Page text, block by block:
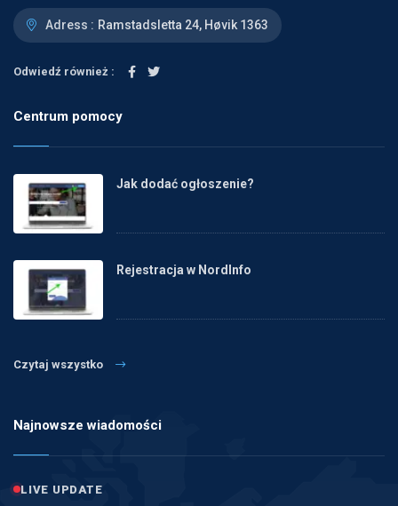
Adress : Ramstadsletta 24, Høvik 1363
Odwiedź również :
Centrum pomocy
Jak dodać ogłoszenie?
Rejestracja w NordInfo
Czytaj wszystko
Najnowsze wiadomości
LIVE UPDATE